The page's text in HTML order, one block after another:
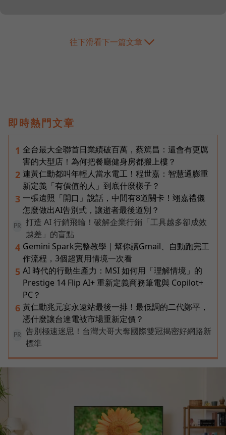
往下滑看下一篇文章
即時熱門文章
1 全台最大全聯首日業績破百萬，蔡篤昌：還會有更厲
害的大型店！為何把餐廳健身房都搬上樓？
2 連黃仁勳都叫年輕人當水電工！程世嘉：智慧通膨重
新定義「有價值的人」到底什麼樣子？
3 一張遺照「開口」說話，中間有8道關卡！翊嘉禮儀
怎麼做出AI告別式，讓逝者最後道別？
PR
打造 AI 行銷飛輪！破解企業行銷「工具越多卻成效
越差」的盲點
4 Gemini Spark完整教學｜幫你讀Gmail、自動跑完工
作流程，3個超實用情境一次看
5 AI 時代的行動生產力：MSI 如何用「理解情境」的
Prestige 14 Flip AI+ 重新定義商務筆電與 Copilot+
PC？
6 黃仁勳兆元宴永遠站最後一排！最低調的二代鄭平，
憑什麼讓台達電被市場重新定價？
PR
告別極速迷思！台灣大哥大奪國際雙冠揭密好網路新
標準